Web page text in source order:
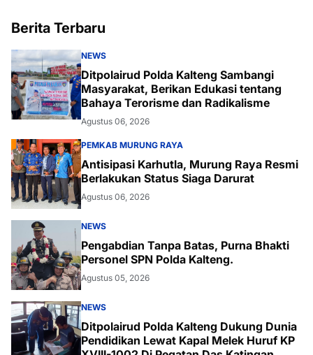
Berita Terbaru
NEWS
Ditpolairud Polda Kalteng Sambangi
Masyarakat, Berikan Edukasi tentang
Bahaya Terorisme dan Radikalisme
Agustus 06, 2026
PEMKAB MURUNG RAYA
Antisipasi Karhutla, Murung Raya Resmi
Berlakukan Status Siaga Darurat
Agustus 06, 2026
NEWS
Pengabdian Tanpa Batas, Purna Bhakti
Personel SPN Polda Kalteng.
Agustus 05, 2026
NEWS
Ditpolairud Polda Kalteng Dukung Dunia
Pendidikan Lewat Kapal Melek Huruf KP